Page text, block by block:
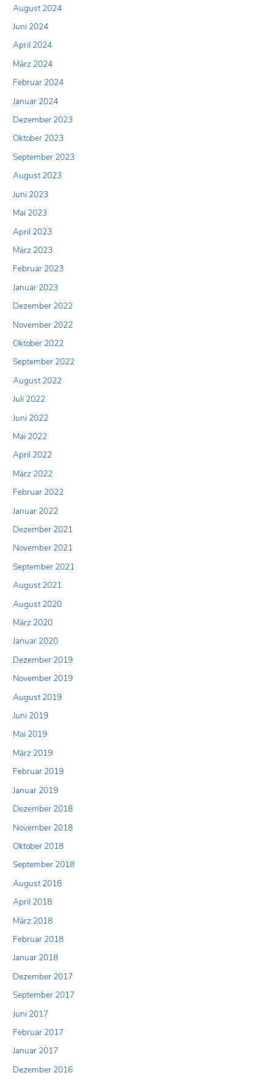
August 2024
Juni 2024
April 2024
März 2024
Februar 2024
Januar 2024
Dezember 2023
Oktober 2023
September 2023
August 2023
Juni 2023
Mai 2023
April 2023
März 2023
Februar 2023
Januar 2023
Dezember 2022
November 2022
Oktober 2022
September 2022
August 2022
Juli 2022
Juni 2022
Mai 2022
April 2022
März 2022
Februar 2022
Januar 2022
Dezember 2021
November 2021
September 2021
August 2021
August 2020
März 2020
Januar 2020
Dezember 2019
November 2019
August 2019
Juni 2019
Mai 2019
März 2019
Februar 2019
Januar 2019
Dezember 2018
November 2018
Oktober 2018
September 2018
August 2018
April 2018
März 2018
Februar 2018
Januar 2018
Dezember 2017
September 2017
Juni 2017
Februar 2017
Januar 2017
Dezember 2016